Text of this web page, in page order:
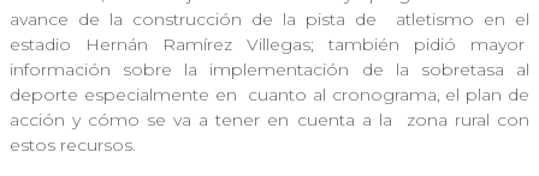
avance de la construcción de la pista de
atletismo en el
estadio Hernán Ramírez Villegas; también pidió mayor
información sobre la implementación de la sobretasa al
deporte especialmente en
cuanto al cronograma, el plan de
acción y cómo se va a tener en cuenta a la
zona rural con
estos recursos.